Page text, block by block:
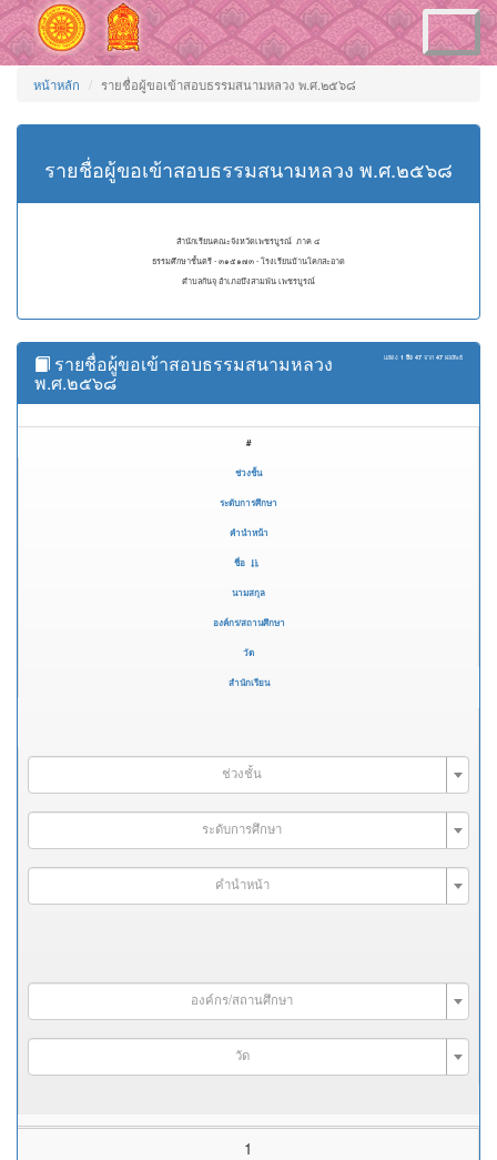
Toggle
navigation
หน้าหลัก รายชื่อผู้ขอเข้าสอบธรรมสนามหลวง พ.ศ.๒๕๖๘
รายชื่อผู้ขอเข้าสอบธรรมสนามหลวง พ.ศ.๒๕๖๘
สำนักเรียนคณะจังหวัดเพชรบูรณ์ ภาค ๔
ธรรมศึกษาชั้นตรี - ๓๑๕๑๗๓ - โรงเรียนบ้านโคกสะอาด
ตำบลกันจุ อำเภอบึงสามพัน เพชรบูรณ์
แสดง 1 ถึง 47 จาก 47 ผลลัพธ์
รายชื่อผู้ขอเข้าสอบธรรมสนามหลวง
พ.ศ.๒๕๖๘
#
ช่วงชั้น
ระดับการศึกษา
คำนำหน้า
ชื่อ
นามสกุล
องค์กร/สถานศึกษา
วัด
สำนักเรียน
ช่วงชั้น
ระดับการศึกษา
คำนำหน้า
องค์กร/สถานศึกษา
วัด
1